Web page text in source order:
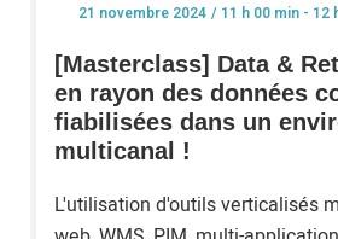
21 novembre 2024 / 11 h 00 min - 12
[Masterclass] Data &
en rayon ​des données
fiabilisées dans un
multicanal !
L'utilisation d'outils verticalisés